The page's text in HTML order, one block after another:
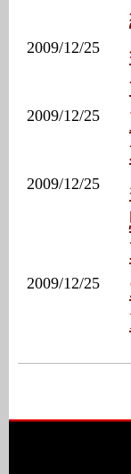
2009/12/25
2009/12/25
2009/12/25
2009/12/25